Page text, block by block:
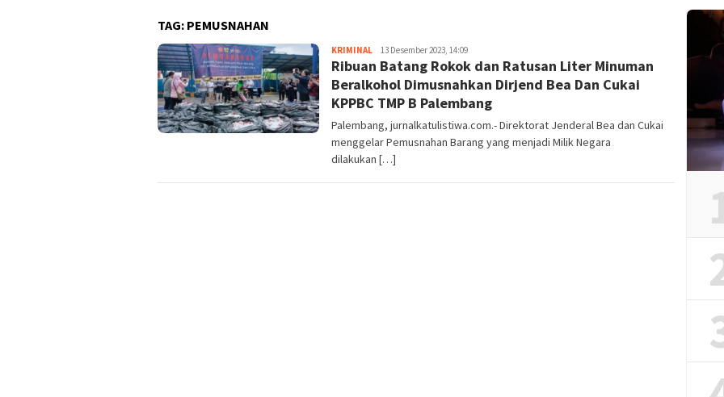
TAG: PEMUSNAHAN
KRIMINAL admin
13 Desember 2023, 14:09
Ribuan Batang Rokok dan Ratusan Liter Minuman
Beralkohol Dimusnahkan Dirjend Bea Dan Cukai
KPPBC TMP B Palembang
Palembang, jurnalkatulistiwa.com.- Direktorat Jenderal Bea dan Cukai
menggelar Pemusnahan Barang yang menjadi Milik Negara
dilakukan […]